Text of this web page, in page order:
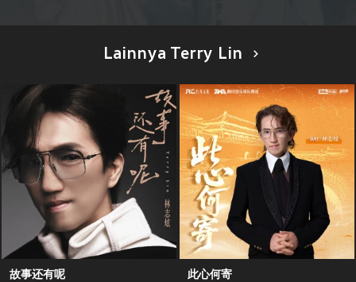
Lainnya Terry Lin
故事还有呢 此心何寄